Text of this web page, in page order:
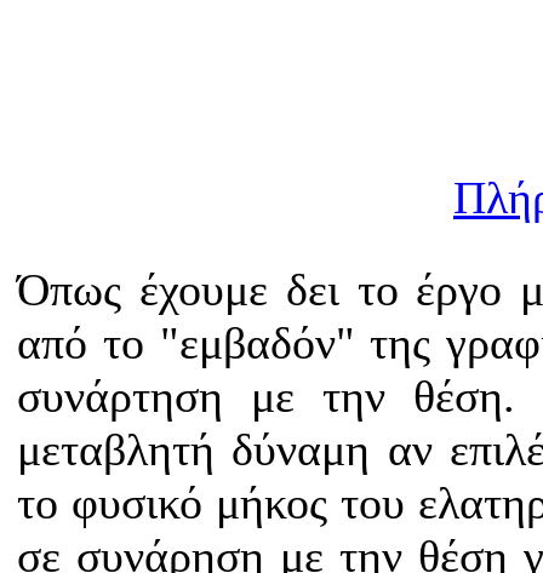
Όπως έχουμε δει το έργο
από το "εμβαδόν" της
συνάρτηση με την θέση.
μεταβλητή δύναμη αν
το φυσικό μήκος του
σε συνάρηση με την θέση